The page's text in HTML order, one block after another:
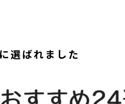
選ばれました